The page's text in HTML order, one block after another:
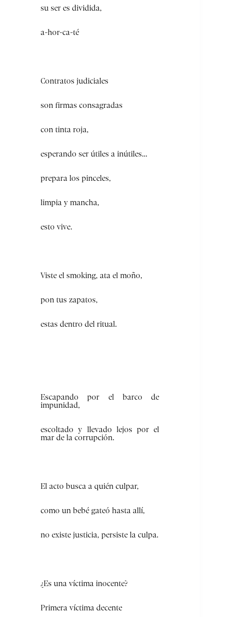
su ser es dividida,
a-hor-ca-té
Contratos judiciales
son firmas consagradas
con tinta roja,
esperando ser útiles a inútiles…
prepara los pinceles,
limpia y mancha,
esto vive.
Viste el smoking, ata el moño,
pon tus zapatos,
estas dentro del ritual.
Escapando por el barco de
impunidad,
escoltado y llevado lejos por el
mar de la corrupción.
El acto busca a quién culpar,
como un bebé gateó hasta allí,
no existe justicia, persiste la culpa.
¿Es una víctima inocente?
Primera víctima decente